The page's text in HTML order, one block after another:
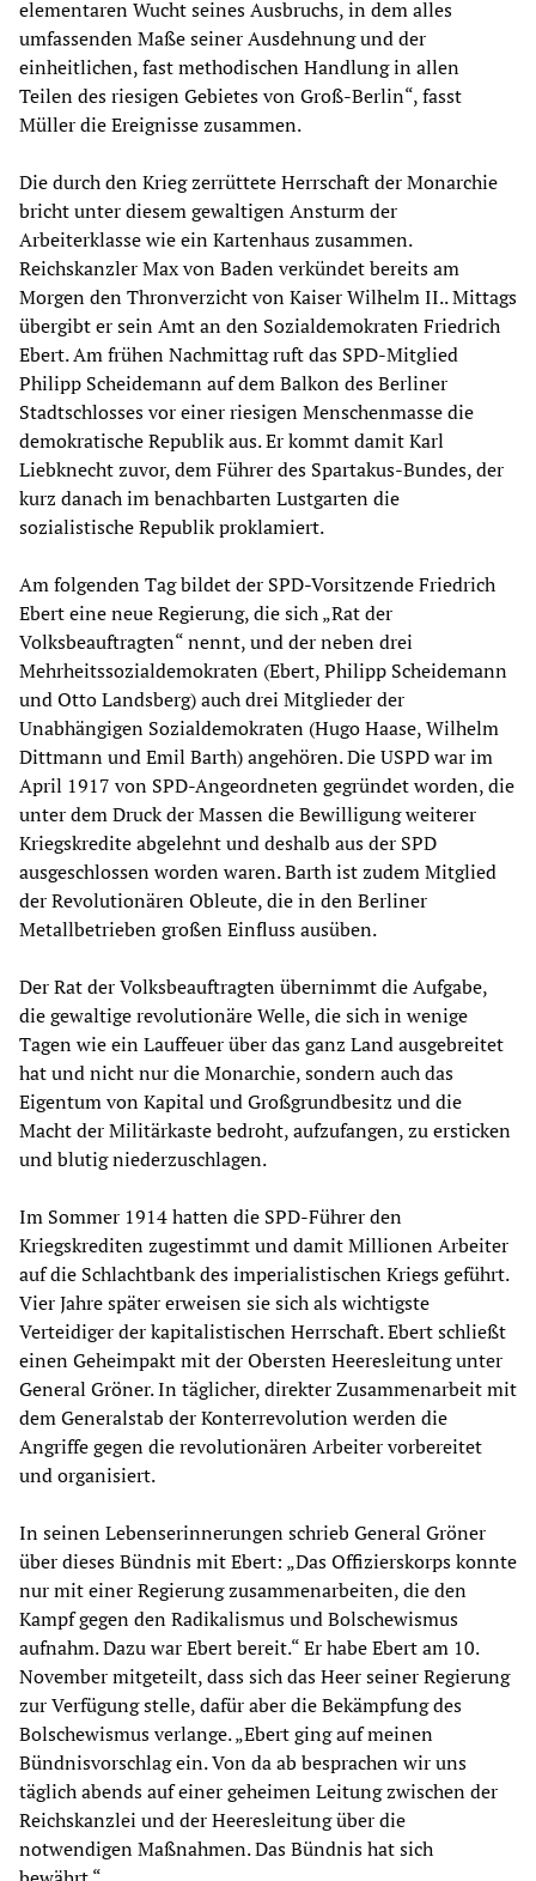
elementaren Wucht seines Ausbruchs, in dem alles
umfassenden Maße seiner Ausdehnung und der
einheitlichen, fast methodischen Handlung in allen
Teilen des riesigen Gebietes von Groß-Berlin“, fasst
Müller die Ereignisse zusammen.
Die durch den Krieg zerrüttete Herrschaft der Monarchie
bricht unter diesem gewaltigen Ansturm der
Arbeiterklasse wie ein Kartenhaus zusammen.
Reichskanzler Max von Baden verkündet bereits am
Morgen den Thronverzicht von Kaiser Wilhelm II.. Mittags
übergibt er sein Amt an den Sozialdemokraten Friedrich
Ebert. Am frühen Nachmittag ruft das SPD-Mitglied
Philipp Scheidemann auf dem Balkon des Berliner
Stadtschlosses vor einer riesigen Menschenmasse die
demokratische Republik aus. Er kommt damit Karl
Liebknecht zuvor, dem Führer des Spartakus-Bundes, der
kurz danach im benachbarten Lustgarten die
sozialistische Republik proklamiert.
Am folgenden Tag bildet der SPD-Vorsitzende Friedrich
Ebert eine neue Regierung, die sich „Rat der
Volksbeauftragten“ nennt, und der neben drei
Mehrheitssozialdemokraten (Ebert, Philipp Scheidemann
und Otto Landsberg) auch drei Mitglieder der
Unabhängigen Sozialdemokraten (Hugo Haase, Wilhelm
Dittmann und Emil Barth) angehören. Die USPD war im
April 1917 von SPD-Angeordneten gegründet worden, die
unter dem Druck der Massen die Bewilligung weiterer
Kriegskredite abgelehnt und deshalb aus der SPD
ausgeschlossen worden waren. Barth ist zudem Mitglied
der Revolutionären Obleute, die in den Berliner
Metallbetrieben großen Einfluss ausüben.
Der Rat der Volksbeauftragten übernimmt die Aufgabe,
die gewaltige revolutionäre Welle, die sich in wenige
Tagen wie ein Lauffeuer über das ganz Land ausgebreitet
hat und nicht nur die Monarchie, sondern auch das
Eigentum von Kapital und Großgrundbesitz und die
Macht der Militärkaste bedroht, aufzufangen, zu ersticken
und blutig niederzuschlagen.
Im Sommer 1914 hatten die SPD-Führer den
Kriegskrediten zugestimmt und damit Millionen Arbeiter
auf die Schlachtbank des imperialistischen Kriegs geführt.
Vier Jahre später erweisen sie sich als wichtigste
Verteidiger der kapitalistischen Herrschaft. Ebert schließt
einen Geheimpakt mit der Obersten Heeresleitung unter
General Gröner. In täglicher, direkter Zusammenarbeit mit
dem Generalstab der Konterrevolution werden die
Angriffe gegen die revolutionären Arbeiter vorbereitet
und organisiert.
In seinen Lebenserinnerungen schrieb General Gröner
über dieses Bündnis mit Ebert: „Das Offizierskorps konnte
nur mit einer Regierung zusammenarbeiten, die den
Kampf gegen den Radikalismus und Bolschewismus
aufnahm. Dazu war Ebert bereit.“ Er habe Ebert am 10.
November mitgeteilt, dass sich das Heer seiner Regierung
zur Verfügung stelle, dafür aber die Bekämpfung des
Bolschewismus verlange. „Ebert ging auf meinen
Bündnisvorschlag ein. Von da ab besprachen wir uns
täglich abends auf einer geheimen Leitung zwischen der
Reichskanzlei und der Heeresleitung über die
notwendigen Maßnahmen. Das Bündnis hat sich